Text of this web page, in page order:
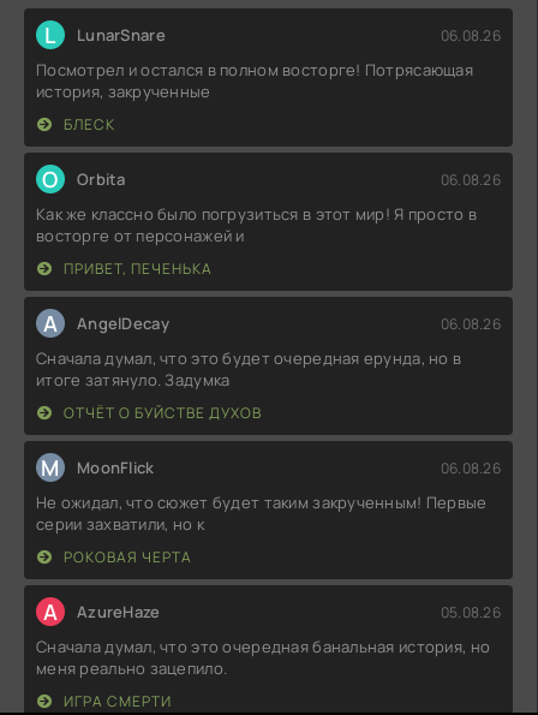
L LunarSnare 06.08.26
Посмотрел и остался в полном восторге! Потрясающая
история, закрученные
БЛЕСК
O Orbita 06.08.26
Как же классно было погрузиться в этот мир! Я просто в
восторге от персонажей и
ПРИВЕТ, ПЕЧЕНЬКА
A AngelDecay 06.08.26
Сначала думал, что это будет очередная ерунда, но в
итоге затянуло. Задумка
ОТЧЁТ О БУЙСТВЕ ДУХОВ
M MoonFlick 06.08.26
Не ожидал, что сюжет будет таким закрученным! Первые
серии захватили, но к
РОКОВАЯ ЧЕРТА
A AzureHaze 05.08.26
Сначала думал, что это очередная банальная история, но
меня реально зацепило.
ИГРА СМЕРТИ